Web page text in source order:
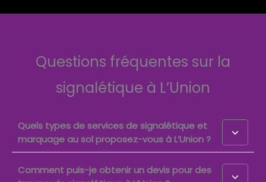
Questions fréquentes sur la
signalétique à L’Union
Quels types de services de signalétique et
marquage au sol proposez-vous à L’Union ?
Comment puis-je obtenir un devis pour des